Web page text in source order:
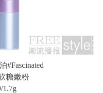
#Fascinated
糖嫩粉
1.7g